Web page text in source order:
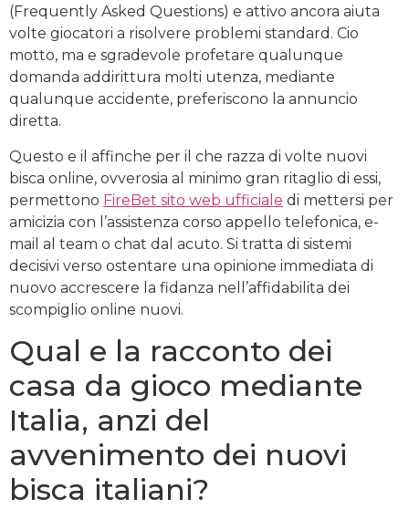
(Frequently Asked Questions) e attivo ancora aiuta
volte giocatori a risolvere problemi standard. Cio
motto, ma e sgradevole profetare qualunque
domanda addirittura molti utenza, mediante
qualunque accidente, preferiscono la annuncio
diretta.
Questo e il affinche per il che razza di volte nuovi
bisca online, ovverosia al minimo gran ritaglio di essi,
permettono FireBet sito web ufficiale di mettersi per
amicizia con l’assistenza corso appello telefonica, e-
mail al team o chat dal acuto. Si tratta di sistemi
decisivi verso ostentare una opinione immediata di
nuovo accrescere la fidanza nell’affidabilita dei
scompiglio online nuovi.
Qual e la racconto dei
casa da gioco mediante
Italia, anzi del
avvenimento dei nuovi
bisca italiani?